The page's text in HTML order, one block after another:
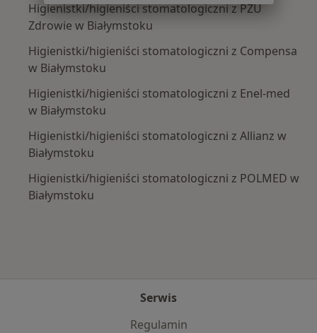
Higienistki/higieniści stomatologiczni z PZU
Zdrowie w Białymstoku
Higienistki/higieniści stomatologiczni z Compensa
w Białymstoku
Higienistki/higieniści stomatologiczni z Enel-med
w Białymstoku
Higienistki/higieniści stomatologiczni z Allianz w
Białymstoku
Higienistki/higieniści stomatologiczni z POLMED w
Białymstoku
Serwis
Regulamin